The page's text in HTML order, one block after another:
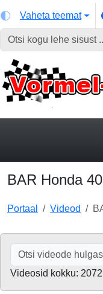
Vaheta teemat
BAR Honda
Portaal Videod
Videosid kokku: